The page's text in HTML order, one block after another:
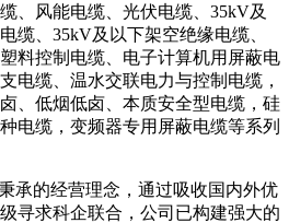
、风能电缆、光伏电缆、35kV及
缆、35kV及以下架空绝缘电缆、
料控制电缆、电子计算机用屏蔽电
电缆、温水交联电力与控制电缆，
、低烟低卤、本质安全型电缆，硅
电缆，变频器专用屏蔽电缆等系列
承的经营理念，通过吸收国内外优
寻求科企联合，公司已构建强大的